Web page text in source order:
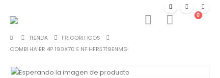
0
TIENDA
FRIGORIFICOS
COMBI HAIER 4P 190X70 E NF HFR5719ENMG